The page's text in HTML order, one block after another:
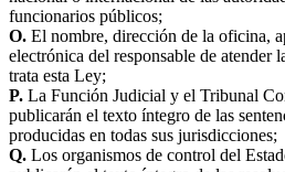
funcionarios públicos;
O. El nombre, dirección de la oficina,
electrónica del responsable de atender
trata esta Ley;
P. La Función Judicial y el Tribunal
publicarán el texto íntegro de las
producidas en todas sus jurisdicciones;
Q. Los organismos de control del